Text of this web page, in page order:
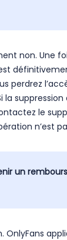
non. Une
perdrez
la
le
n’est
un
OnlyFans